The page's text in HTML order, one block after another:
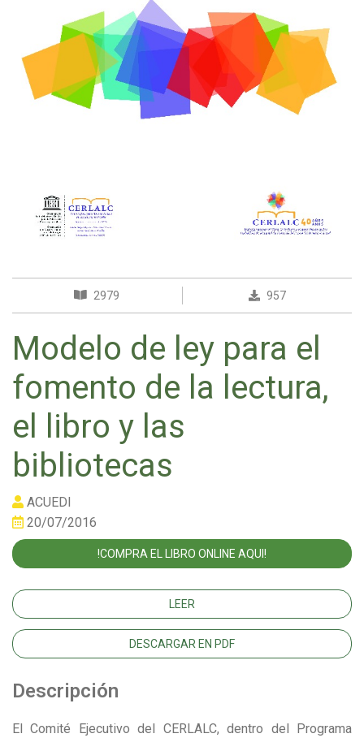
2979 957
Modelo de ley para el
fomento de la lectura,
el libro y las
bibliotecas
ACUEDI
20/07/2016
!COMPRA EL LIBRO ONLINE AQUI!
LEER
DESCARGAR EN PDF
Descripción
El Comité Ejecutivo del CERLALC, dentro del Programa